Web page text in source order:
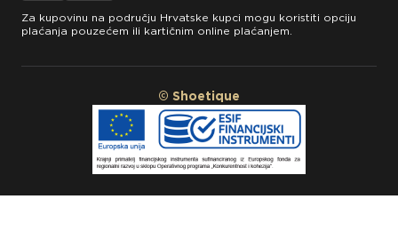
Za kupovinu na području Hrvatske kupci mogu koristiti opciju
plaćanja pouzećem ili kartičnim online plaćanjem.
© Shoetique